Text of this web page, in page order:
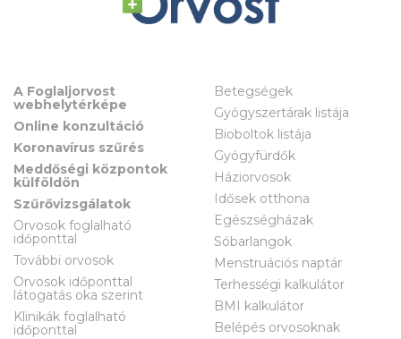
A Foglaljorvost
webhelytérképe
Online konzultáció
Koronavírus szűrés
Meddőségi központok
külföldön
Szűrővizsgálatok
Orvosok foglalható
időponttal
További orvosok
Orvosok időponttal
látogatás oka szerint
Klinikák foglalható
időponttal
Betegségek
Gyógyszertárak listája
Bioboltok listája
Gyógyfürdők
Háziorvosok
Idősek otthona
Egészségházak
Sóbarlangok
Menstruációs naptár
Terhességi kalkulátor
BMI kalkulátor
Belépés orvosoknak